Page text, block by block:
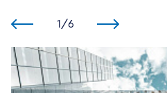
1 /6